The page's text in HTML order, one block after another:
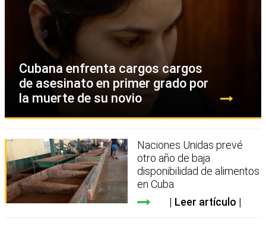
Cubana enfrenta cargos cargos
de asesinato en primer grado por
la muerte de su novio
Naciones Unidas prevé
otro año de baja
disponibilidad de alimentos
en Cuba
Leer artículo